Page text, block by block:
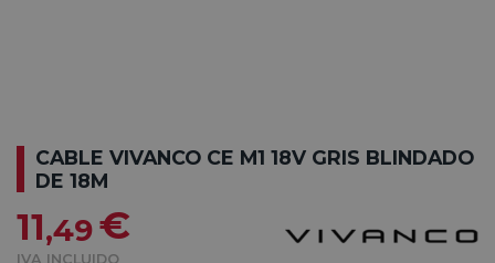
CABLE VIVANCO CE M1 18V GRIS BLINDADO
DE 18M
11,49€
IVA INCLUIDO